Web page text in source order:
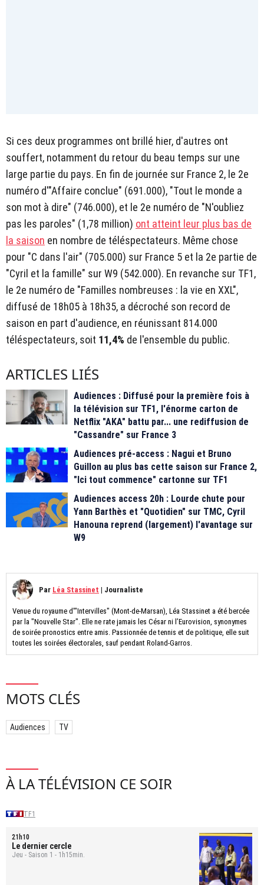
Si ces deux programmes ont brillé hier, d'autres ont
souffert, notamment du retour du beau temps sur une
large partie du pays. En fin de journée sur France 2, le 2e
numéro d'"Affaire conclue" (691.000), "Tout le monde a
son mot à dire" (746.000), et le 2e numéro de "N'oubliez
pas les paroles" (1,78 million) ont atteint leur plus bas de
la saison en nombre de téléspectateurs. Même chose
pour "C dans l'air" (705.000) sur France 5 et la 2e partie de
"Cyril et la famille" sur W9 (542.000). En revanche sur TF1,
le 2e numéro de "Familles nombreuses : la vie en XXL",
diffusé de 18h05 à 18h35, a décroché son record de
saison en part d'audience, en réunissant 814.000
téléspectateurs, soit 11,4% de l'ensemble du public.
ARTICLES LIÉS
Audiences : Diffusé pour la première fois à
la télévision sur TF1, l'énorme carton de
Netflix "AKA" battu par... une rediffusion de
"Cassandre" sur France 3
Audiences pré-access : Nagui et Bruno
Guillon au plus bas cette saison sur France 2,
"Ici tout commence" cartonne sur TF1
Audiences access 20h : Lourde chute pour
Yann Barthès et "Quotidien" sur TMC, Cyril
Hanouna reprend (largement) l'avantage sur
W9
Par Léa Stassinet | Journaliste
Venue du royaume d'"Intervilles" (Mont-de-Marsan), Léa Stassinet a été bercée
par la "Nouvelle Star". Elle ne rate jamais les César ni l’Eurovision, synonymes
de soirée pronostics entre amis. Passionnée de tennis et de politique, elle suit
toutes les soirées électorales, sauf pendant Roland-Garros.
MOTS CLÉS
Audiences TV
À LA TÉLÉVISION CE SOIR
TF1
21h10
Le dernier cercle
Jeu - Saison 1 - 1h15min.